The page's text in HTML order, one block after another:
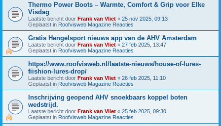
Thermo Power Boots – Warmte, Comfort & Grip voor Elke
Visdag
Laatste bericht door Frank van Vliet « 25 nov 2025, 09:13
Geplaatst in Roofvisweb Magazine Reacties
Gratis Hengelsport nieuws app van de AHV Amsterdam
Laatste bericht door Frank van Vliet « 27 feb 2025, 13:47
Geplaatst in Roofvisweb Magazine Reacties
https://www.roofvisweb.nl/laatste-nieuws/house-of-lures-
fiishion-lures-drop/
Laatste bericht door Frank van Vliet « 26 feb 2025, 11:10
Geplaatst in Roofvisweb Magazine Reacties
Inschrijving geopend AHV snoekbaars koppel boten
wedstrijd.
Laatste bericht door Frank van Vliet « 25 feb 2025, 09:30
Geplaatst in Roofvisweb Magazine Reacties